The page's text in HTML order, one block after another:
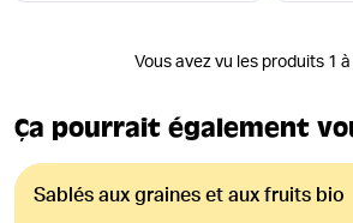
Vous avez vu les produits 1 à
Ça pourrait également
Sablés aux graines et aux fruits bio